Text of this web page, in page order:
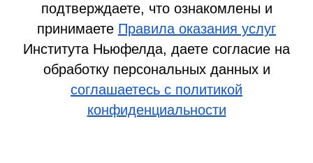
подтверждаете, что ознакомлены и
принимаете Правила оказания услуг
Института Ньюфелда, даете согласие на
обработку персональных данных и
соглашаетесь c политикой
конфиденциальности